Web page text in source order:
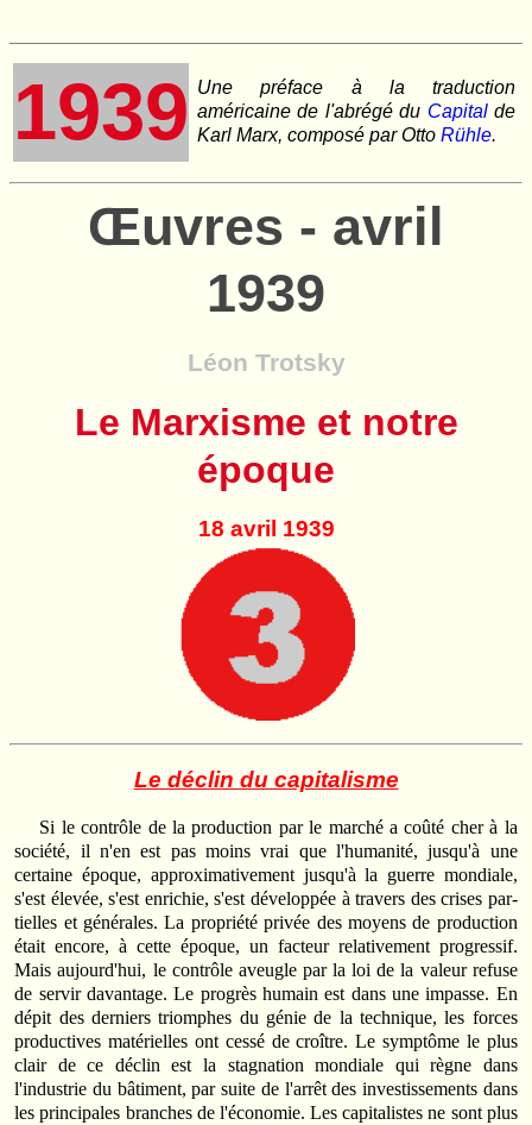
1939 Une préface à la traduction
américaine de l'abrégé du Capitalde
Karl Marx, composé par Otto Rühle.
Œuvres - avril
1939
Léon Trotsky
Le Marxisme et notre
époque
18 avril 1939
Le déclin du capitalisme
Si le contrôle de la production par le marché a coûté cher à la
société, il n'en est pas moins vrai que l'humanité, jusqu'à une
certaine époque, approximativement jusqu'à la guerre mondiale,
s'est élevée, s'est enrichie, s'est développée à travers des crises par­
tielles et générales. La propriété privée des moyens de production
était encore, à cette époque, un facteur relativement progressif.
Mais aujour­d'hui, le contrôle aveugle par la loi de la valeur refuse
de servir davan­tage. Le progrès humain est dans une impasse. En
dépit des derniers triomphes du génie de la technique, les forces
productives matérielles ont cessé de croître. Le symptôme le plus
clair de ce déclin est la stagnation mondiale qui règne dans
l'industrie du bâtiment, par suite de l'arrêt des investissements dans
les principales branches de l'écono­mie. Les capitalistes ne sont plus